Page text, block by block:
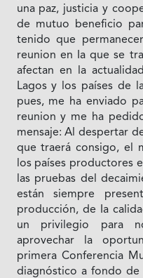
una paz, justicia y
de mutuo beneficio
tenido que
reunion en Ia que se
afectan en la
Lagos y los países de
pues, me ha enviado
reunion y me ha
mensaje: Al despertar
que traerá consigo, el
los países productores
las pruebas del
están siempre
producción, de Ia
un privilegio para
aprovechar la
primera Conferencia
diagnóstico a fondo de